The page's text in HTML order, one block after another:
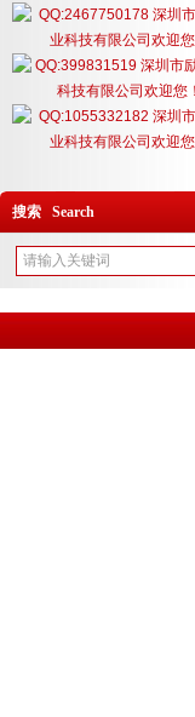
搜索 Search